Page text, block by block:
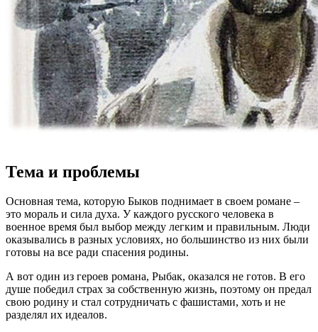
Тема и проблемы
Основная тема, которую Быков поднимает в своем романе –
это мораль и сила духа. У каждого русского человека в
военное время был выбор между легким и правильным. Люди
оказывались в разных условиях, но большинство из них были
готовы на все ради спасения родины.
А вот один из героев романа, Рыбак, оказался не готов. В его
душе победил страх за собственную жизнь, поэтому он предал
свою родину и стал сотрудничать с фашистами, хоть и не
разделял их идеалов.